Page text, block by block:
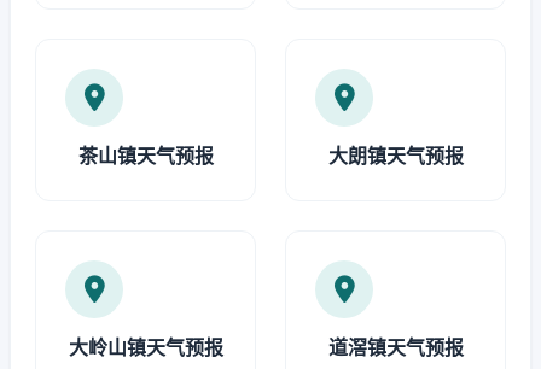
茶山镇天气预报 大朗镇天气预报
大岭山镇天气预报 道滘镇天气预报